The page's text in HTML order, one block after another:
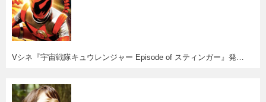
Vシネ『宇宙戦隊キュウレンジャー Episode of スティンガー』発売決定！妄想はかどるわー(^o^)